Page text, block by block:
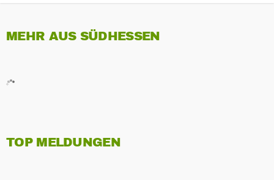
MEHR AUS SÜDHESSEN
TOP MELDUNGEN